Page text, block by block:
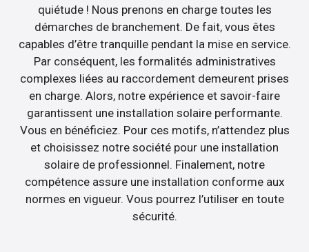
quiétude ! Nous prenons en charge toutes les
démarches de branchement. De fait, vous êtes
capables d’être tranquille pendant la mise en service.
Par conséquent, les formalités administratives
complexes liées au raccordement demeurent prises
en charge. Alors, notre expérience et savoir-faire
garantissent une installation solaire performante.
Vous en bénéficiez. Pour ces motifs, n’attendez plus
et choisissez notre société pour une installation
solaire de professionnel. Finalement, notre
compétence assure une installation conforme aux
normes en vigueur. Vous pourrez l’utiliser en toute
sécurité.